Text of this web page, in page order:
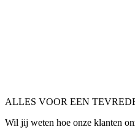
ALLES VOOR EEN
Wil jij weten hoe onze klanten